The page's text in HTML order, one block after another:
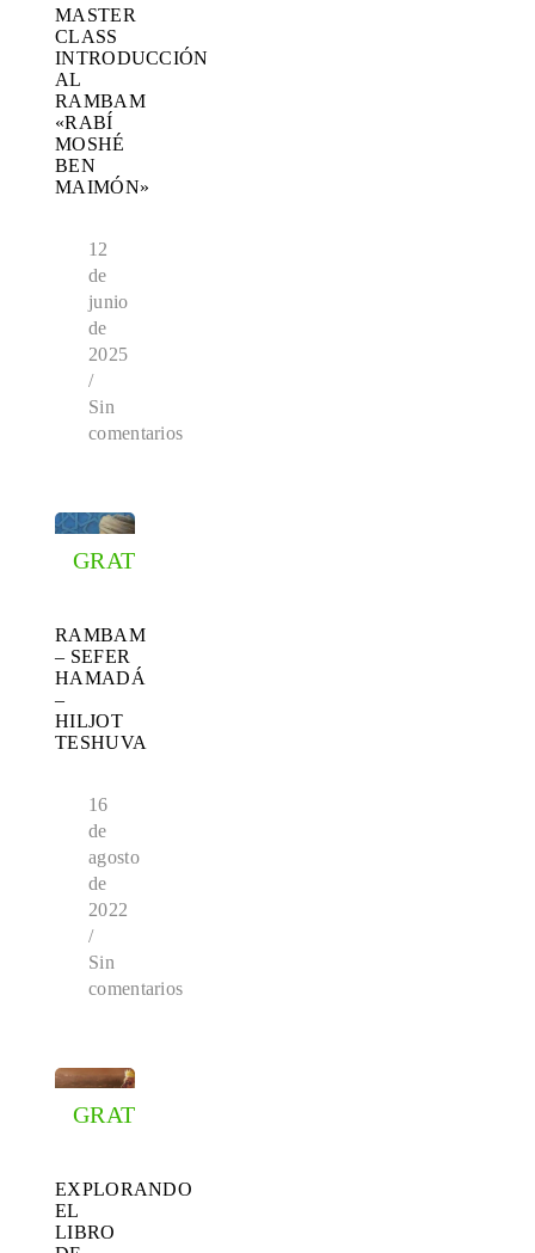
MASTER
CLASS
INTRODUCCIÓN
AL
RAMBAM
«RABÍ
MOSHÉ
BEN
MAIMÓN»
12
de
junio
de
2025
/
Sin
comentarios
GRATIS
RAMBAM
– SEFER
HAMADÁ
–
HILJOT
TESHUVA
16
de
agosto
de
2022
/
Sin
comentarios
GRATIS
EXPLORANDO
EL
LIBRO